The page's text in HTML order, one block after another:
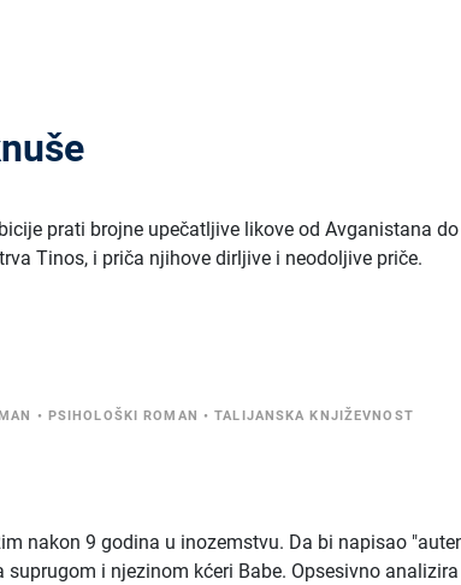
prati brojne upečatljive likove od Avganistana
Tinos, i priča njihove dirljive i neodoljive priče.
• PSIHOLOŠKI ROMAN •TALIJANSKA KNJIŽEVNOST
nakon 9 godina u inozemstvu. Da bi napisao
i njezinom kćeri Babe. Opsesivno